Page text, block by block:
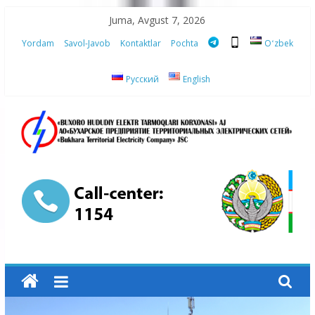
content
Juma, Avgust 7, 2026
Yordam Savol-Javob Kontaktlar Pochta Oʻzbek
Русский English
“Buxoro
hududiy
elektr
tarmoqlari